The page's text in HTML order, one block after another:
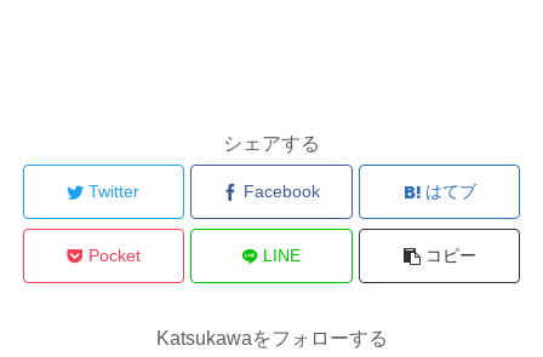
シェアする
Twitter Facebook はてブ
Pocket LINE コピー
Katsukawaをフォローする